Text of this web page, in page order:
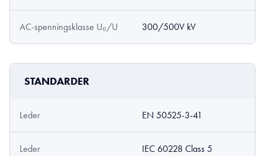
AC-spenningsklasse U₀/U 300/500V kV
STANDARDER
Leder EN 50525-3-41
Leder IEC 60228 Class 5